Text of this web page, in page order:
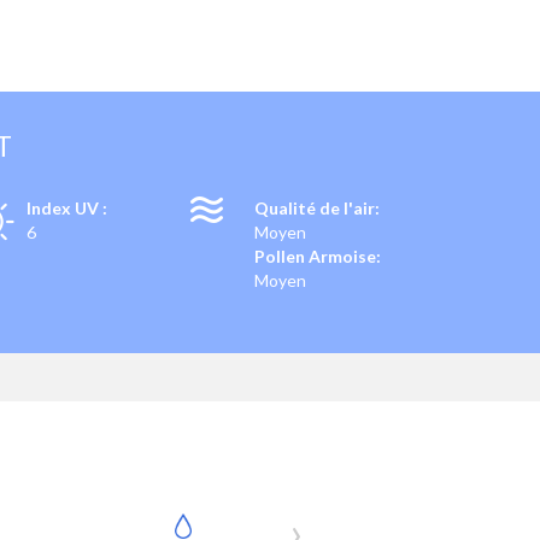
Index UV :
6
Qualité de l'air:
Moyen
Pollen Armoise:
Moyen